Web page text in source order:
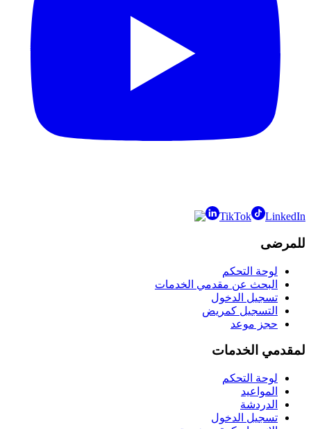
TikTok LinkedIn
للمرضى
لوحة التحكم
البحث عن مقدمي الخدمات
تسجيل الدخول
التسجيل كمريض
حجز موعد
لمقدمي الخدمات
لوحة التحكم
المواعيد
الدردشة
تسجيل الدخول